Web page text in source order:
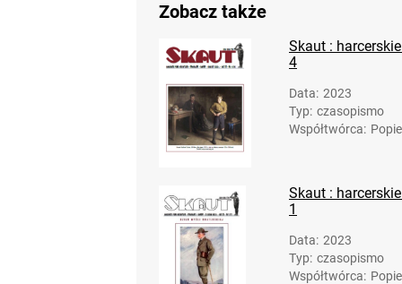
2018
Skaut : harcerskie pismo
2019
Skaut. 2020
Skaut. 2021
Skaut. 2022
Skaut. 2023
2023, nr 1
Skaut : harcerskie pismo
2023, nr 2
Skaut : harcerskie pismo
Zobacz także
Skaut :
4
Data: 2023
Typ: czasopismo
Współtwórca:
Skaut :
1
Data: 2023
Typ: czasopismo
Współtwórca: